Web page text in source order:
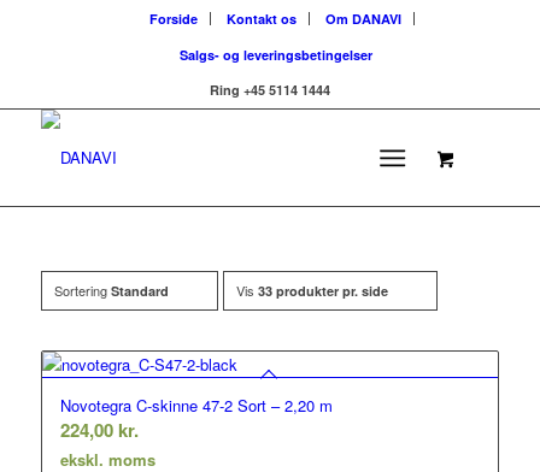
Forside Kontakt os
Om DANAVI
Salgs- og leveringsbetingelser
Ring +45 5114 1444
Sortering Standard Vis 33 produkter pr. side
Novotegra C-skinne 47-2 Sort – 2,20 m
224,00 kr.
ekskl. moms